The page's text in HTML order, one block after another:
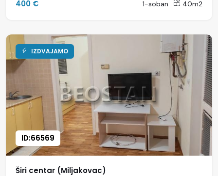
400 € 1-soban 40m2
ID:66569
IZDVAJAMO
Širi centar (Miljakovac)